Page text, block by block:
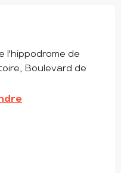
l'hippodrome de
Boulevard de